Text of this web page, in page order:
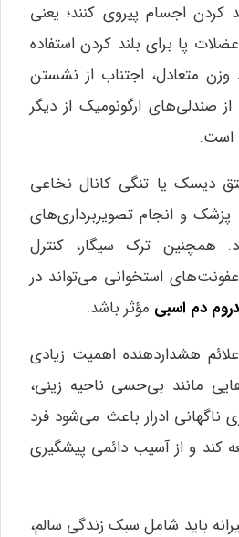
اجسام پیروی کنند؛ یعنی
پا برای بلند کردن استفاده
وزن متعادل، اجتناب از نشستن
صندلی‌های ارگونومیک از دیگر
است.
دیسک یا تنگی کانال نخاعی
پزشک و انجام تصویربرداری‌های
همچنین ترک سیگار، کنترل
استخوانی می‌تواند در
دم اسبی مؤثر باشد.
علائم هشداردهنده اهمیت زیادی
مانند بی‌حسی ناحیه زینی،
ناگهانی ادرار باعث می‌شود فرد
کند و از آسیب دائمی پیشگیری
باید شامل سبک زندگی سالم،